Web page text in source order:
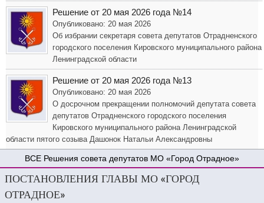
Решение от 20 мая 2026 года №14
Опубликовано: 20 мая 2026
Об избрании секретаря совета депутатов Отрадненского
городского поселения Кировского муниципального района
Ленинградской области
Решение от 20 мая 2026 года №13
Опубликовано: 20 мая 2026
О досрочном прекращении полномочий депутата совета
депутатов Отрадненского городского поселения
Кировского муниципального района Ленинградской
области пятого созыва Дашонок Натальи Александровны
Решения совета депутатов МО «Город Отрадное»
ПОСТАНОВЛЕНИЯ ГЛАВЫ МО «ГОРОД
ОТРАДНОЕ»